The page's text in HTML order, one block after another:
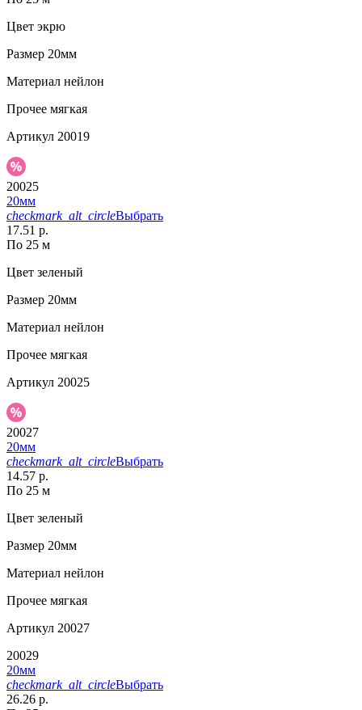
Цвет экрю
Размер 20мм
Материал нейлон
Прочее мягкая
Артикул 20019
20025
20мм
checkmark_alt_circleВыбрать
17.51 р.
По 25 м
Цвет зеленый
Размер 20мм
Материал нейлон
Прочее мягкая
Артикул 20025
20027
20мм
checkmark_alt_circleВыбрать
14.57 р.
По 25 м
Цвет зеленый
Размер 20мм
Материал нейлон
Прочее мягкая
Артикул 20027
20029
20мм
checkmark_alt_circleВыбрать
26.26 р.